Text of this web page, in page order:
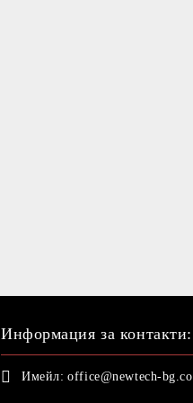
Информация за контакти:
Имейл: office@newtech-